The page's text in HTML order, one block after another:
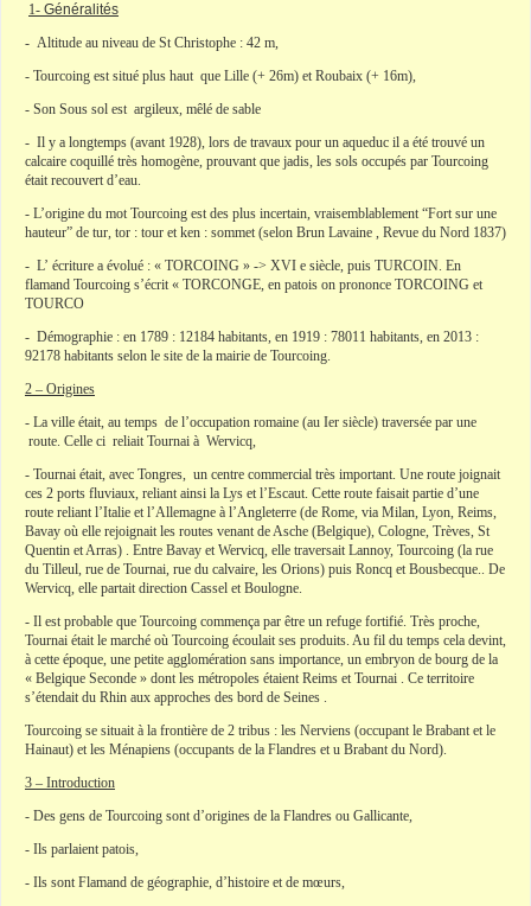
1- Généralités
- Altitude au niveau de St Christophe : 42 m,
- Tourcoing est situé plus haut que Lille (+ 26m) et Roubaix (+ 16m),
- Son Sous sol est argileux, mêlé de sable
- Il y a longtemps (avant 1928), lors de travaux pour un aqueduc il a été trouvé un
calcaire coquillé très homogène, prouvant que jadis, les sols occupés par Tourcoing
était recouvert d’eau.
- L’origine du mot Tourcoing est des plus incertain, vraisemblablement “Fort sur une
hauteur” de tur, tor : tour et ken : sommet (selon Brun Lavaine , Revue du Nord 1837)
- L’ écriture a évolué : « TORCOING » -> XVI e siècle, puis TURCOIN. En
flamand Tourcoing s’écrit « TORCONGE, en patois on prononce TORCOING et
TOURCO
- Démographie : en 1789 : 12184 habitants, en 1919 : 78011 habitants, en 2013 :
92178 habitants selon le site de la mairie de Tourcoing.
2 – Origines
- La ville était, au temps de l’occupation romaine (au Ier siècle) traversée par une
route. Celle ci reliait Tournai à Wervicq,
- Tournai était, avec Tongres, un centre commercial très important. Une route joignait
ces 2 ports fluviaux, reliant ainsi la Lys et l’Escaut. Cette route faisait partie d’une
route reliant l’Italie et l’Allemagne à l’Angleterre (de Rome, via Milan, Lyon, Reims,
Bavay où elle rejoignait les routes venant de Asche (Belgique), Cologne, Trèves, St
Quentin et Arras) . Entre Bavay et Wervicq, elle traversait Lannoy, Tourcoing (la rue
du Tilleul, rue de Tournai, rue du calvaire, les Orions) puis Roncq et Bousbecque.. De
Wervicq, elle partait direction Cassel et Boulogne.
- Il est probable que Tourcoing commença par être un refuge fortifié. Très proche,
Tournai était le marché où Tourcoing écoulait ses produits. Au fil du temps cela devint,
à cette époque, une petite agglomération sans importance, un embryon de bourg de la
« Belgique Seconde » dont les métropoles étaient Reims et Tournai . Ce territoire
s’étendait du Rhin aux approches des bord de Seines .
Tourcoing se situait à la frontière de 2 tribus : les Nerviens (occupant le Brabant et le
Hainaut) et les Ménapiens (occupants de la Flandres et u Brabant du Nord).
3 – Introduction
- Des gens de Tourcoing sont d’origines de la Flandres ou Gallicante,
- Ils parlaient patois,
- Ils sont Flamand de géographie, d’histoire et de mœurs,